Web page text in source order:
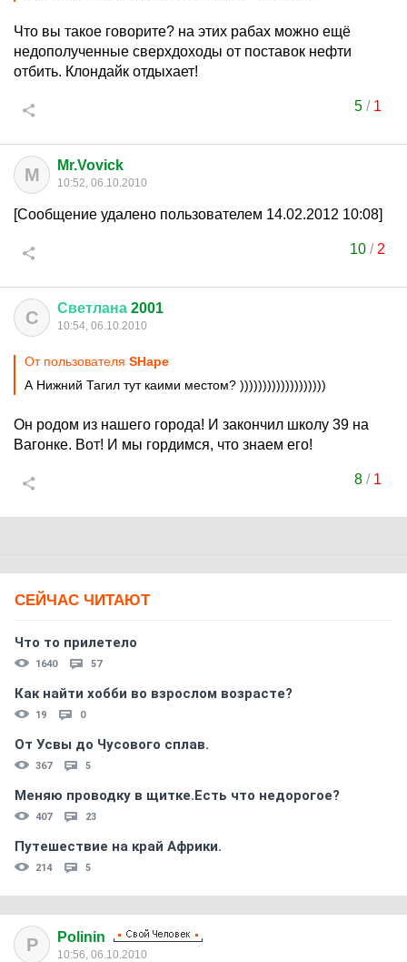
Что вы такое говорите? на этих рабах можно ещё
недополученные сверхдоходы от поставок нефти
отбить. Клондайк отдыхает!
5/ 1
M Mr.Vovick
10:52, 06.10.2010
[Сообщение удалено пользователем 14.02.2012 10:08]
10 / 2
С Светлана 2001
10:54, 06.10.2010
От пользователя SHape
А Нижний Тагил тут каими местом? )))))))))))))))))))
Он родом из нашего города! И закончил школу 39 на
Вагонке. Вот! И мы гордимся, что знаем его!
8/ 1
СЕЙЧАС ЧИТАЮТ
Что то прилетело
1640 57
Как найти хобби во взрослом возрасте?
19 0
От Усвы до Чусового сплав.
367 5
Меняю проводку в щитке.Есть что недорогое?
407 23
Путешествие на край Африки.
214 5
P Polinin
10:56, 06.10.2010